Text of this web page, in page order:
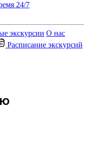
24/7
экскурсии О нас
Расписание экскурсий